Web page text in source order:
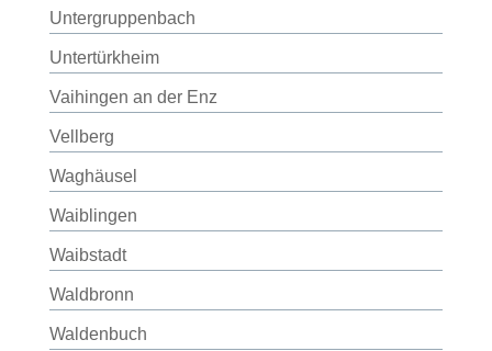
Untergruppenbach
Untertürkheim
Vaihingen an der Enz
Vellberg
Waghäusel
Waiblingen
Waibstadt
Waldbronn
Waldenbuch